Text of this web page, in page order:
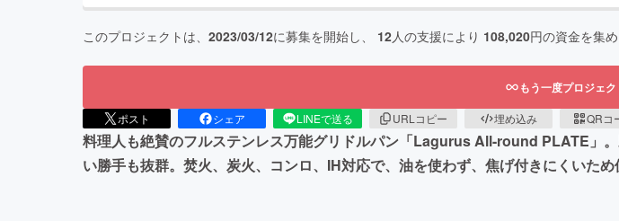
このプロジェクトは、 2023/03/12に募集を開始し、 12人の支援により 108,020円の資金を集め
もう一度プロジェ
ポスト シェア LINEで送る URLコピー 埋め込み QRコ
料理人も絶賛のフルステンレス万能グリドルパン「Lagurus All-round PLATE」
い勝手も抜群。焚火、炭火、コンロ、IH対応で、油を使わず、焦げ付きにくいた